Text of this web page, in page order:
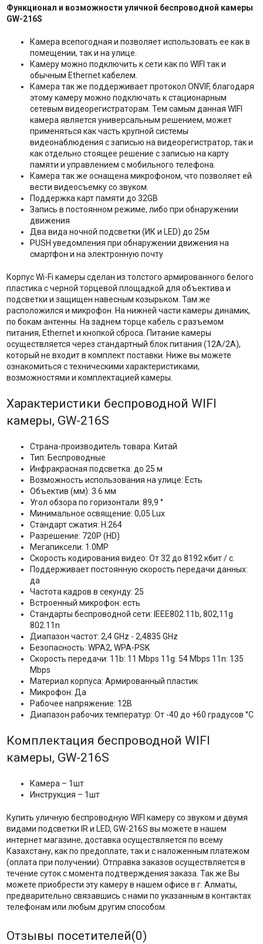
Функционал и возможности уличной беспроводной камеры
GW-216S
Камера всепогодная и позволяет использовать ее как в
помещении, так и на улице.
Камеру можно подключить к сети как по WIFI так и
обычным Ethernet кабелем.
Камера так же поддерживает протокол ONVIF, благодаря
этому камеру можно подключать к стационарным
сетевым видеорегистраторам. Тем самым данная WIFI
камера является универсальным решением, может
применяться как часть крупной системы
видеонаблюдения с записью на видеорегистратор, так и
как отдельно стоящее решение с записью на карту
памяти и управлением с мобильного телефона.
Камера так же оснащена микрофоном, что позволяет ей
вести видеосъемку со звуком.
Поддержка карт памяти до 32GB
Запись в постоянном режиме, либо при обнаружении
движения
Два вида ночной подсветки (ИК и LED) до 25м
PUSH уведомления при обнаружении движения на
смартфон и на электронную почту
Корпус Wi-Fi камеры сделан из толстого армированного белого
пластика с черной торцевой площадкой для объектива и
подсветки и защищен навесным козырьком. Там же
расположился и микрофон. На нижней части камеры динамик,
по бокам антенны. На заднем торце кабель с разъемом
питания, Ethernet и кнопкой сброса. Питание камеры
осуществляется через стандартный блок питания (12А/2А),
который не входит в комплект поставки. Ниже вы можете
ознакомиться с техническими характеристиками,
возможностями и комплектацией камеры.
Характеристики беспроводной WIFI
камеры, GW-216S
Страна-производитель товара: Китай
Тип: Беспроводные
Инфракрасная подсветка: до 25 м
Возможность использования на улице: Есть
Объектив (мм): 3.6 мм
Угол обзора по горизонтали: 89,9 °
Минимальное освящение: 0,05 Lux
Стандарт сжатия: H.264
Разрешение: 720P (HD)
Мегапиксели: 1.0MP
Скорость кодирования видео: От 32 до 8192 кбит / с.
Поддерживает постоянную скорость передачи данных:
да
Частота кадров в секунду: 25
Встроенный микрофон: есть
Стандарты беспроводной сети: IEEE802.11b, 802,11g
802.11n
Диапазон частот: 2,4 GHz - 2,4835 GHz
Безопасность: WPA2, WPA-PSK
Скорость передачи: 11b: 11 Mbps 11g: 54 Mbps 11n: 135
Mbps
Материал корпуса: Армированный пластик
Микрофон: Да
Рабочее напряжение: 12В
Диапазон рабочих температур: От -40 до +60 градусов °C
Комплектация беспроводной WIFI
камеры, GW-216S
Камера – 1шт
Инструкция – 1шт
Купить уличную беспроводную WIFI камеру со звуком и двумя
видами подсветки IR и LED, GW-216S вы можете в нашем
интернет магазине, доставка осуществляется по всему
Казахстану, как по предоплате, так и с наложенным платежом
(оплата при получении). Отправка заказов осуществляется в
течение суток с момента подтверждения заказа. Так же Вы
можете приобрести эту камеру в нашем офисе в г. Алматы,
предварительно связавшись с нами по указанным в контактах
телефонам или любым другим способом.
Отзывы посетителей(0)